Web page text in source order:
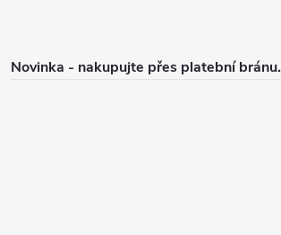
Novinka - nakupujte přes platební bránu.